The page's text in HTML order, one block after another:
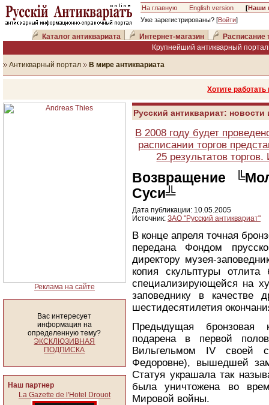
На главную English version [Наши
Уже зарегистрированы? [Войти]
Каталог антиквариата Интернет-магазин
Расписание
Крупнейший антикварный
Антикварный портал В мире антиквариата
Хотите
Реклама на сайте
Вас интересует
информация на
определенную тему?
ЭКСКЛЮЗИВНАЯ
ПОДПИСКА
Наш партнер
La Gazette de l'Hotel Drouot
Русский антиквариат:
В 2008 году будет
расписании торгов
25 результатов
Возвращение
Суси╩
Дата публикации: 10.05.2005
Источник: ЗАО "Русский антиквариат"
В конце апреля точная
передана Фондом
директору музея-
копия скульптуры
специализирующейся на
заповеднику в качестве
шестидесятилетия
Предыдущая бронзовая
подарена в первой
Вильгельмом IV своей
Федоровне), вышедшей
Статуя украшала так
была уничтожена во
Мировой войны.